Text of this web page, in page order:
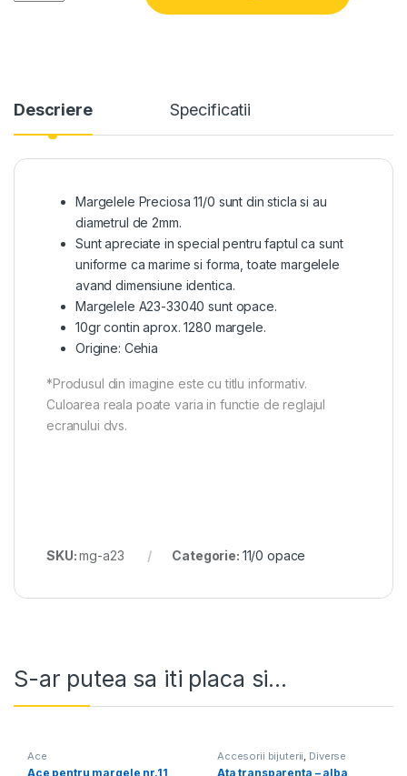
Descriere Specificatii
Margelele Preciosa 11/0 sunt din sticla si au
diametrul de 2mm.
Sunt apreciate in special pentru faptul ca sunt
uniforme ca marime si forma, toate margelele
avand dimensiune identica.
Margelele A23-33040 sunt opace.
10gr contin aprox. 1280 margele.
Origine: Cehia
*Produsul din imagine este cu titlu informativ.
Culoarea reala poate varia in functie de reglajul
ecranului dvs.
SKU:mg-a23 Categorie: 11/0 opace
S-ar putea sa iti placa si...
Ace
Ace pentru margele nr.11
Accesorii bijuterii, Diverse
Ata transparenta – alba